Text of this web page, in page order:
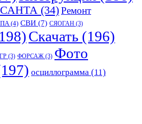
(34)Ремонт
(4) СВИ (7) СЯОГАН (3)
Скачать (196)
(3) ФОРСАЖ (3) Фото
осциллограмма (11)